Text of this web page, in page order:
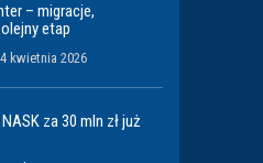
– migracje,
etap
kwietnia 2026
za 30 mln zł już